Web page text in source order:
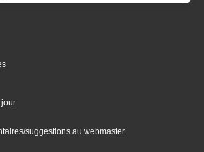
jour
suggestions au webmaster